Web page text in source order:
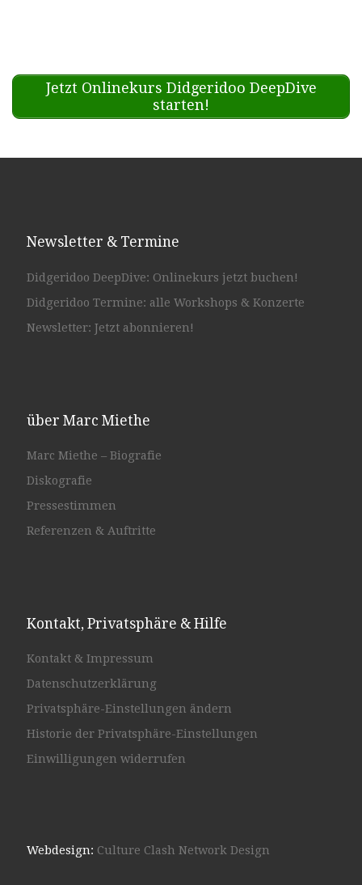
Jetzt Onlinekurs Didgeridoo DeepDive
starten!
Newsletter & Termine
Didgeridoo DeepDive: Onlinekurs jetzt buchen!
Didgeridoo Termine: alle Workshops & Konzerte
Newsletter: Jetzt abonnieren!
über Marc Miethe
Marc Miethe – Biografie
Diskografie
Pressestimmen
Referenzen & Auftritte
Kontakt, Privatsphäre & Hilfe
Kontakt & Impressum
Datenschutzerklärung
Privatsphäre-Einstellungen ändern
Historie der Privatsphäre-Einstellungen
Einwilligungen widerrufen
Webdesign: Culture Clash Network Design